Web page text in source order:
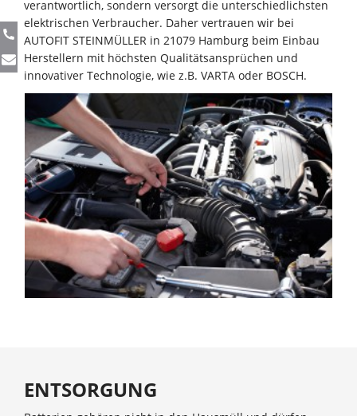
verantwortlich, sondern versorgt die unterschiedlichsten
elektrischen Verbraucher. Daher vertrauen wir bei
AUTOFIT STEINMÜLLER in 21079 Hamburg beim Einbau
Herstellern mit höchsten Qualitätsansprüchen und
innovativer Technologie, wie z.B. VARTA oder BOSCH.
ENTSORGUNG